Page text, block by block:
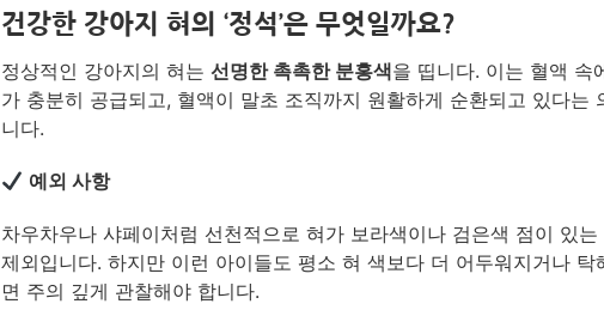
건강한 강아지 혀의 ‘정석’은 무엇일까요?
정상적인 강아지의 혀는 선명한 촉촉한 분홍색을 띱니다. 이는 혈액 속
가 충분히 공급되고, 혈액이 말초 조직까지 원활하게 순환되고 있다는
니다.
예외 사항
차우차우나 샤페이처럼 선천적으로 혀가 보라색이나 검은색 점이 있는
제외입니다. 하지만 이런 아이들도 평소 혀 색보다 더 어두워지거나 탁
면 주의 깊게 관찰해야 합니다.